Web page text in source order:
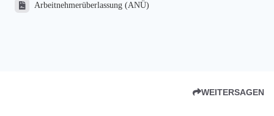
Arbeitnehmerüberlassung (ANÜ)
WEITERSAGEN